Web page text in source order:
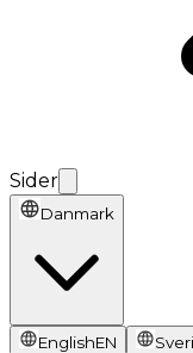
Sider
Danmark
EnglishEN